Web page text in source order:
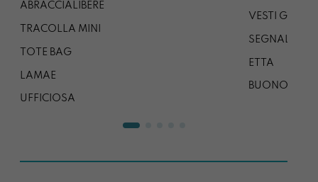
ABRACCIALIBERE
TRACOLLA MINI
TOTE BAG
LAMAE
UFFICIOSA
VESTI
SEGNALIBRO
ETTA
BUONO